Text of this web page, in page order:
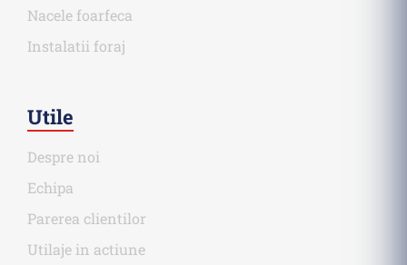
Nacele foarfeca
Instalatii foraj
Utile
Despre noi
Echipa
Parerea clientilor
Utilaje in actiune